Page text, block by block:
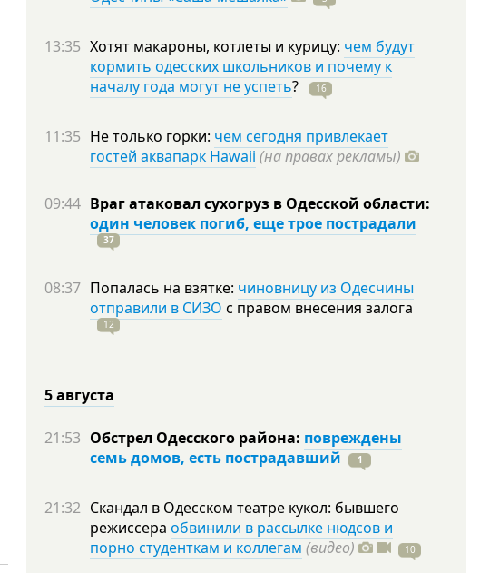
13:35 Хотят макароны, котлеты и курицу: чем будут
кормить одесских школьников и почему к
началу года могут не успеть? 16
11:35 Не только горки: чем сегодня привлекает
гостей аквапарк Hawaii (на правах рекламы)
09:44 Враг атаковал сухогруз в Одесской области:
один человек погиб, еще трое пострадали
37
08:37 Попалась на взятке: чиновницу из Одесчины
отправили в СИЗО с правом внесения залога
12
5 августа
21:53 Обстрел Одесского района: повреждены
семь домов, есть пострадавший
1
21:32 Скандал в Одесском театре кукол: бывшего
режиссера обвинили в рассылке нюдсов и
порно студенткам и коллегам (видео) 10